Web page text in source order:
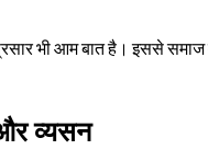
भी आम बात है। इससे
व्यसन